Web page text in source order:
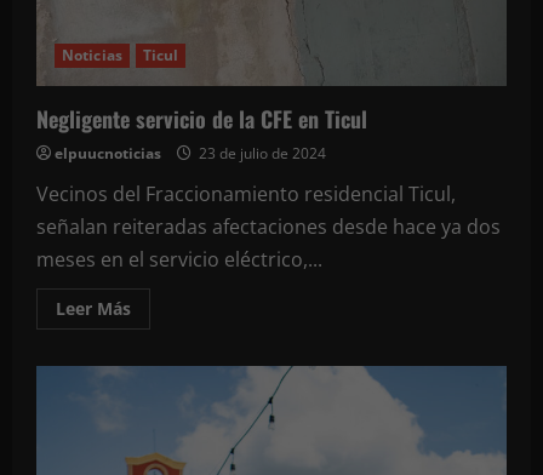
tarde
en
el
Municipal
para
la
toma
de
protesta
como
servidores
públicos
Noticias Ticul
Negligente servicio de la CFE en Ticul
elpuucnoticias 23 de julio de 2024
Vecinos del Fraccionamiento residencial Ticul,
señalan reiteradas afectaciones desde hace ya dos
meses en el servicio eléctrico,...
Leer MásLeer
más
en